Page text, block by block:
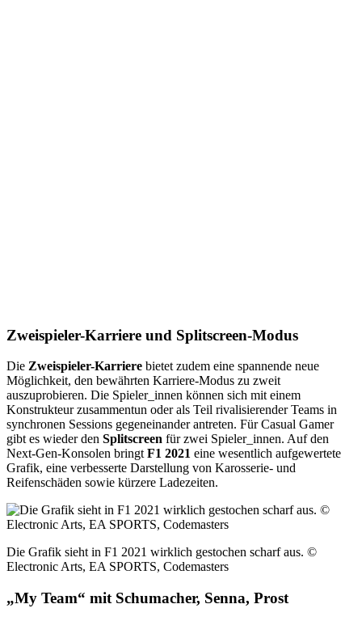
Zweispieler-Karriere und Splitscreen-Modus
Die Zweispieler-Karriere bietet zudem eine spannende neue
Möglichkeit, den bewährten Karriere-Modus zu zweit
auszuprobieren. Die Spieler_innen können sich mit einem
Konstrukteur zusammentun oder als Teil rivalisierender Teams in
synchronen Sessions gegeneinander antreten. Für Casual Gamer
gibt es wieder den Splitscreen für zwei Spieler_innen. Auf den
Next-Gen-Konsolen bringtF1 2021 eine wesentlich aufgewertete
Grafik, eine verbesserte Darstellung von Karosserie- und
Reifenschäden sowie kürzere Ladezeiten.
Die Grafik sieht in F1 2021 wirklich gestochen scharf aus. ©
Electronic Arts, EA SPORTS, Codemasters
„My Team“ mit Schumacher, Senna, Prost